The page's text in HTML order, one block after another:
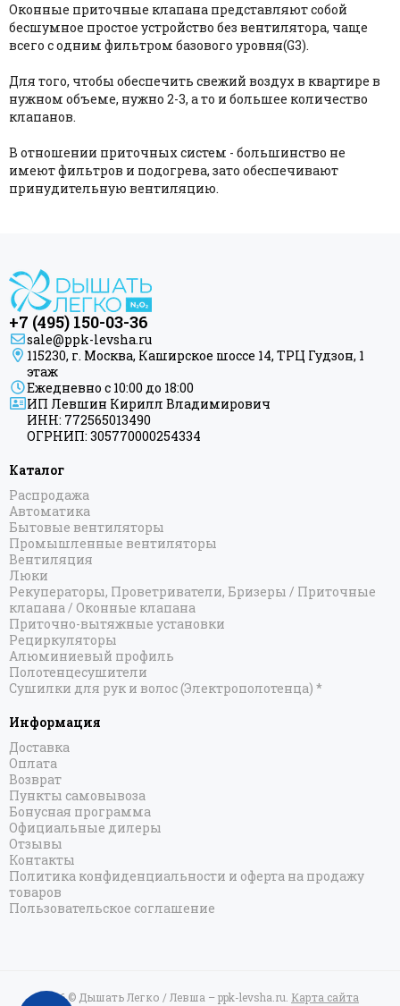
Оконные приточные клапана представляют собой
бесшумное простое устройство без вентилятора, чаще
всего с одним фильтром базового уровня(G3).
Для того, чтобы обеспечить свежий воздух в квартире в
нужном объеме, нужно 2-3, а то и большее количество
клапанов.
В отношении приточных систем - большинство не
имеют фильтров и подогрева, зато обеспечивают
принудительную вентиляцию.
+7 (495) 150-03-36
sale@ppk-levsha.ru
115230, г. Москва, Каширское шоссе 14, ТРЦ Гудзон, 1
этаж
Ежедневно с 10:00 до 18:00
ИП Левшин Кирилл Владимирович
ИНН: 772565013490
ОГРНИП: 305770000254334
Каталог
Распродажа
Автоматика
Бытовые вентиляторы
Промышленные вентиляторы
Вентиляция
Люки
Рекуператоры, Проветриватели, Бризеры / Приточные
клапана / Оконные клапана
Приточно-вытяжные установки
Рециркуляторы
Алюминиевый профиль
Полотенцесушители
Сушилки для рук и волос (Электрополотенца) *
Информация
Доставка
Оплата
Возврат
Пункты самовывоза
Бонусная программа
Официальные дилеры
Отзывы
Контакты
Политика конфиденциальности и оферта на продажу
товаров
Пользовательское соглашение
2026 © Дышать Легко / Левша – ppk-levsha.ru. Карта сайта